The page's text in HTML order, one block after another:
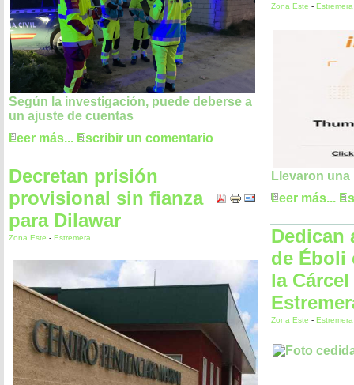
Según la investigación, puede deberse a
un ajuste de cuentas
Leer más... Escribir un comentario
Decretan prisión
provisional sin fianza
para Dilawar
Zona Este - Estremera
Zona Este - Estremera
Llevaron
Leer más...
Dedican
de Éboli
la Cárcel
Zona Este - Estremera